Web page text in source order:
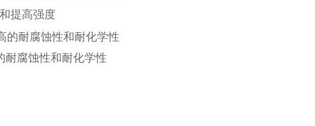
提高强度
耐腐蚀性和耐化学性
腐蚀性和耐化学性